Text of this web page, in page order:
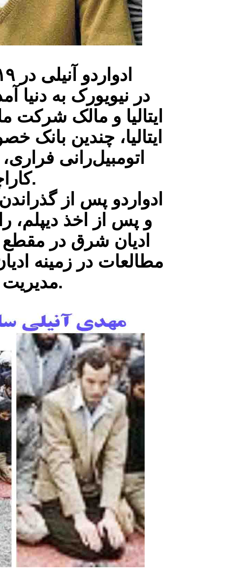
در نیویورک به دنیا
ایتالیا و مالک
ایتالیا، چندین
اتومبیل‌رانی
کاراچیلو نیز یک شاه‌زاده یهودی بود.
ادواردو پس از
و پس از اخذ دیپلم،
ادیان شرق در
مدیریت باشگاه یوونتوس را برعهده داشت.